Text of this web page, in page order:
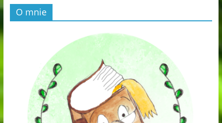
O mnie